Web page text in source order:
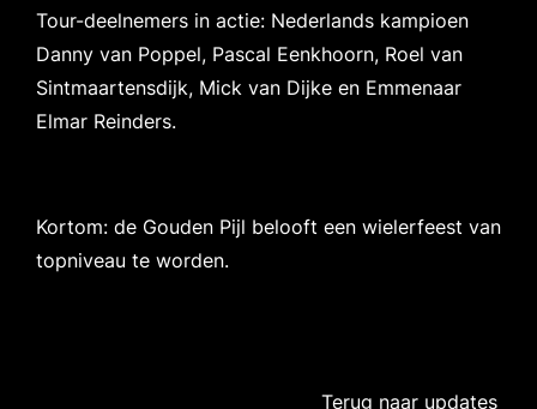
Tour-deelnemers in actie: Nederlands kampioen
Danny van Poppel, Pascal Eenkhoorn, Roel van
Sintmaartensdijk, Mick van Dijke en Emmenaar
Elmar Reinders.
Kortom: de Gouden Pijl belooft een wielerfeest van
topniveau te worden.
Terug naar updates